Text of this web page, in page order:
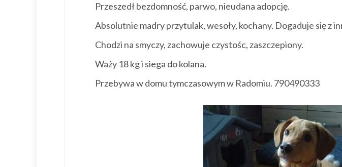
Przeszedł bezdomność, parwo, nieudana adopcję.
Absolutnie madry przytulak, wesoły, kochany. Dogaduje się z
Chodzi na smyczy, zachowuje czystośc, zaszczepiony.
Waży 18 kg i siega do kolana.
Przebywa w domu tymczasowym w Radomiu. 790490333